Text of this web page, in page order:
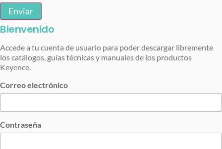
Enviar
Bienvenido
Accede a tu cuenta de usuario para poder descargar libremente
los catálogos, guías técnicas y manuales de los productos
Keyence.
Correo electrónico
Contraseña